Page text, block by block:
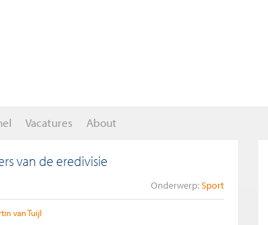
Vacatures About
van de eredivisie
Onderwerp: Sport
van Tuijl